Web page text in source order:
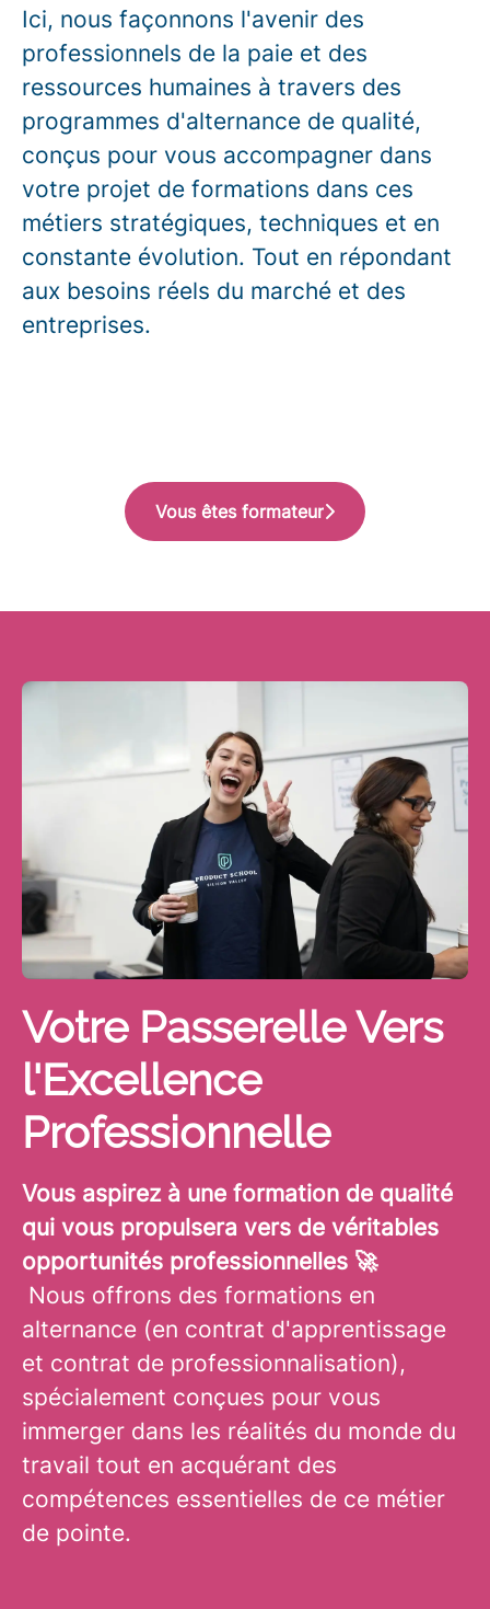
Ici, nous façonnons l'avenir des
professionnels de la paie et des
ressources humaines à travers des
programmes d'alternance de qualité,
conçus pour vous accompagner dans
votre projet de formations dans ces
métiers stratégiques, techniques et en
constante évolution. Tout en répondant
aux besoins réels du marché et des
entreprises.
Vous êtes formateur
Votre Passerelle Vers
l'Excellence
Professionnelle
Vous aspirez à une formation de qualité
qui vous propulsera vers de véritables
opportunités professionnelles 🚀
Nous offrons des formations en
alternance (en contrat d'apprentissage
et contrat de professionnalisation),
spécialement conçues pour vous
immerger dans les réalités du monde du
travail tout en acquérant des
compétences essentielles de ce métier
de pointe.